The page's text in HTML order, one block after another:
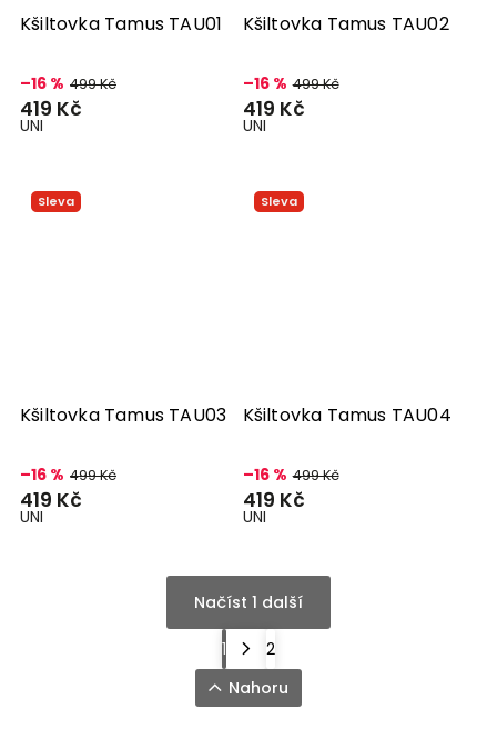
Kšiltovka Tamus TAU01
–16 % 499 Kč
419 Kč
UNI
Kšiltovka Tamus TAU02
–16 % 499 Kč
419 Kč
UNI
Sleva
Kšiltovka Tamus TAU03
–16 % 499 Kč
419 Kč
UNI
Sleva
Kšiltovka Tamus TAU04
–16 % 499 Kč
419 Kč
UNI
Načíst 1 další
1
2
Nahoru